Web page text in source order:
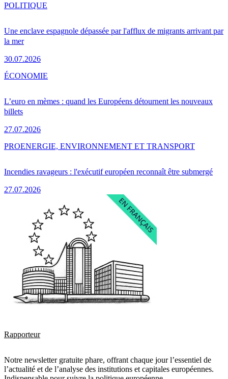
Une enclave espagnole dépassée par l'afflux de migrants arrivant par
la mer
30.07.2026
POLITIQUE
L’euro en mèmes : quand les Européens détournent les nouveaux
billets
27.07.2026
ÉCONOMIE
Incendies ravageurs : l'exécutif européen reconnaît être submergé
27.07.2026
PROENERGIE, ENVIRONNEMENT ET TRANSPORT
Rapporteur
Notre newsletter gratuite phare, offrant chaque jour l’essentiel de
l’actualité et de l’analyse des institutions et capitales européennes.